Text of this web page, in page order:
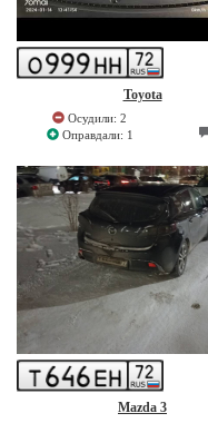
Toyota
Осудили: 2
Оправдали: 1
Mazda 3